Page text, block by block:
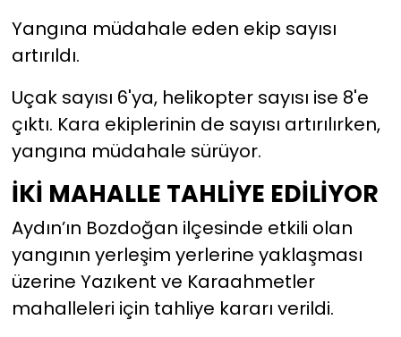
Yangına müdahale eden ekip sayısı
artırıldı.
Uçak sayısı 6'ya, helikopter sayısı ise 8'e
çıktı. Kara ekiplerinin de sayısı artırılırken,
yangına müdahale sürüyor.
İKİ MAHALLE TAHLİYE EDİLİYOR
Aydın’ın Bozdoğan ilçesinde etkili olan
yangının yerleşim yerlerine yaklaşması
üzerine Yazıkent ve Karaahmetler
mahalleleri için tahliye kararı verildi.